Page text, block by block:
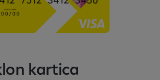
kartica